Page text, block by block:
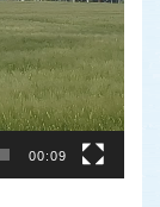
00:09